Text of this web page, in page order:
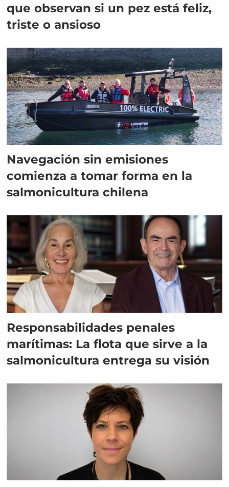
que observan si un pez está feliz,
triste o ansioso
Navegación sin emisiones
comienza a tomar forma en la
salmonicultura chilena
Responsabilidades penales
marítimas: La flota que sirve a la
salmonicultura entrega su visión